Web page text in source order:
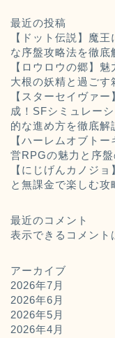
最近の投稿
【ドット伝説】魔
な序盤攻略法を徹底
【ロウロウの郷】
大根の妖精と過ごす
【スターセイヴァ
成！SFシミュレー
的な進め方を徹底解
【ハーレムオブト
営RPGの魅力と序
【にじげんカノジ
と無課金で楽しむ攻
最近のコメント
表示できるコメント
アーカイブ
2026年7月
2026年6月
2026年5月
2026年4月